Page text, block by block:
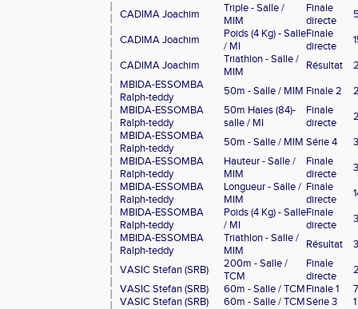
CADIMA Joachim
Triple - Salle /
MIM
Finale
directe
CADIMA Joachim
Poids (4 Kg) - Salle
/ MI
Finale
directe
CADIMA Joachim
Triathlon - Salle /
MIM
Résultat
MBIDA-ESSOMBA
Ralph-teddy
50m - Salle / MIM Finale 2
MBIDA-ESSOMBA
Ralph-teddy
50m Haies (84)-
salle / MI
Finale
directe
MBIDA-ESSOMBA
Ralph-teddy
50m - Salle / MIM Série 4
3
MBIDA-ESSOMBA
Ralph-teddy
Hauteur - Salle /
MIM
Finale
directe
3
MBIDA-ESSOMBA
Ralph-teddy
Longueur - Salle /
MIM
Finale
directe
MBIDA-ESSOMBA
Ralph-teddy
Poids (4 Kg) - Salle
/ MI
Finale
directe
3
MBIDA-ESSOMBA
Ralph-teddy
Triathlon - Salle /
MIM
Résultat
3
VASIC Stefan (SRB)
200m - Salle /
TCM
Finale
directe
VASIC Stefan (SRB)
60m - Salle / TCMFinale 1
7
VASIC Stefan (SRB)
60m - Salle / TCMSérie 3 1